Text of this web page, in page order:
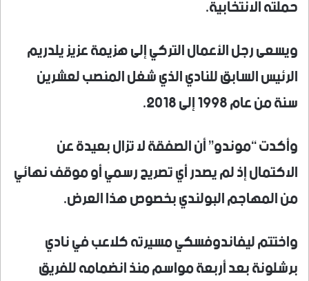
حملته الانتخابية.
ويسعى رجل الأعمال التركي إلى هزيمة عزيز يلدريم
الرئيس السابق للنادي الذي شغل المنصب لعشرين
سنة من عام 1998 إلى 2018.
وأكدت “موندو” أن الصفقة لا تزال بعيدة عن
الاكتمال إذ لم يصدر أي تصريح رسمي أو موقف نهائي
من المهاجم البولندي بخصوص هذا العرض.
واختتم ليفاندوفسكي مسيرته كلاعب في نادي
برشلونة بعد أربعة مواسم منذ انضمامه للفريق